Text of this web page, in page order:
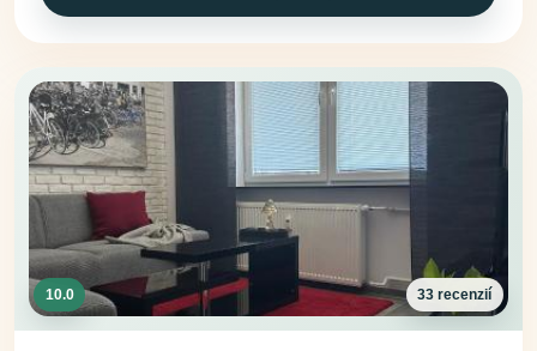
10.0 33 recenzií